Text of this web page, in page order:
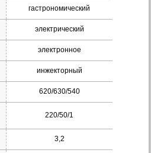
гастрономический
электрический
электронное
инжекторный
620/630/540
220/50/1
3,2